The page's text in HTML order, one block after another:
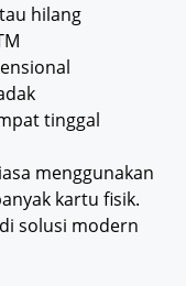
hilang
tinggal
menggunakan
kartu fisik.
solusi modern